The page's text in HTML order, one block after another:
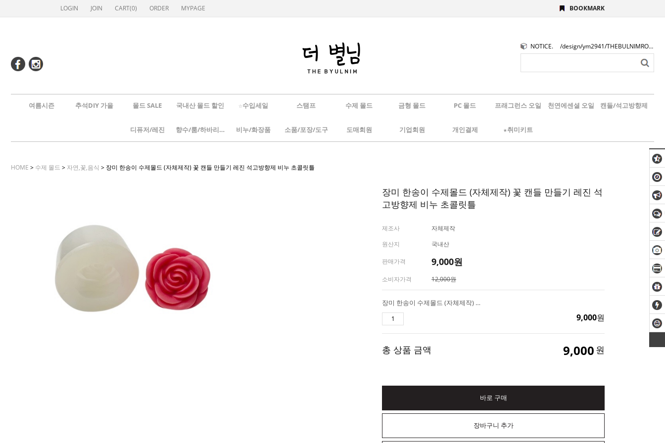
LOGIN JOIN CART(0) ORDER MYPAGE BOOKMARK
NOTICE. /design/ym2941/THEBULNIMROGO.png
여름시즌 추석DIY 가을 몰드 SALE 국내산 몰드 할인 ☆수입세일 스탬프 수제 몰드 금형 몰드 PC 몰드 프래그런스 오일 천연에센셜 오일 캔들/석고방향제
디퓨저/레진 향수/룸/하바리움 비누/화장품 소품/포장/도구 도매회원 기업회원 개인결제 ★취미키트
HOME > 수제 몰드 > 자연,꽃,음식 > 장미 한송이 수제몰드 (자체제작) 꽃 캔들 만들기 레진 석고방향제 비누 초콜릿틀
장미 한송이 수제몰드 (자체제작) 꽃 캔들 만들기 레진 석
고방향제 비누 초콜릿틀
제조사
자체제작
원산지
국내산
판매가격 9,000원
소비자가격 12,000원
장미 한송이 수제몰드 (자체제작) 꽃 캔들 만들기 레진 석고방향제 비누 초콜릿틀
9,000원
총 상품 금액 9,000 원
바로 구매
장바구니 추가